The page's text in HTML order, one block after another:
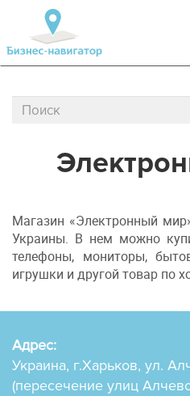
Магазин «Электронный
Украины. В нем можно
телефоны, мониторы,
игрушки и другой товар по
Адрес:
Украина, г.Харьков, ул.
(пересечение улиц